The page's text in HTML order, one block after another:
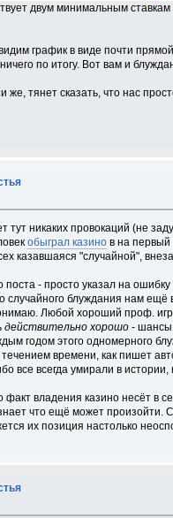
двум минимальным
график в виде почти
по итогу. Вот вам и
же, тянет сказать, что нас
тут никаких провокаций (не
обыграл казино в на первый
казавшаяся "случайной",
поста - просто указал на
случайного блуждания нам
Любой хороший проф.
действительно хорошо -
годом этого одномерного
течением времени, как пишет
все всегда умирали в
факт владения казино несёт в
что ещё может произойти.
их позиция настолько